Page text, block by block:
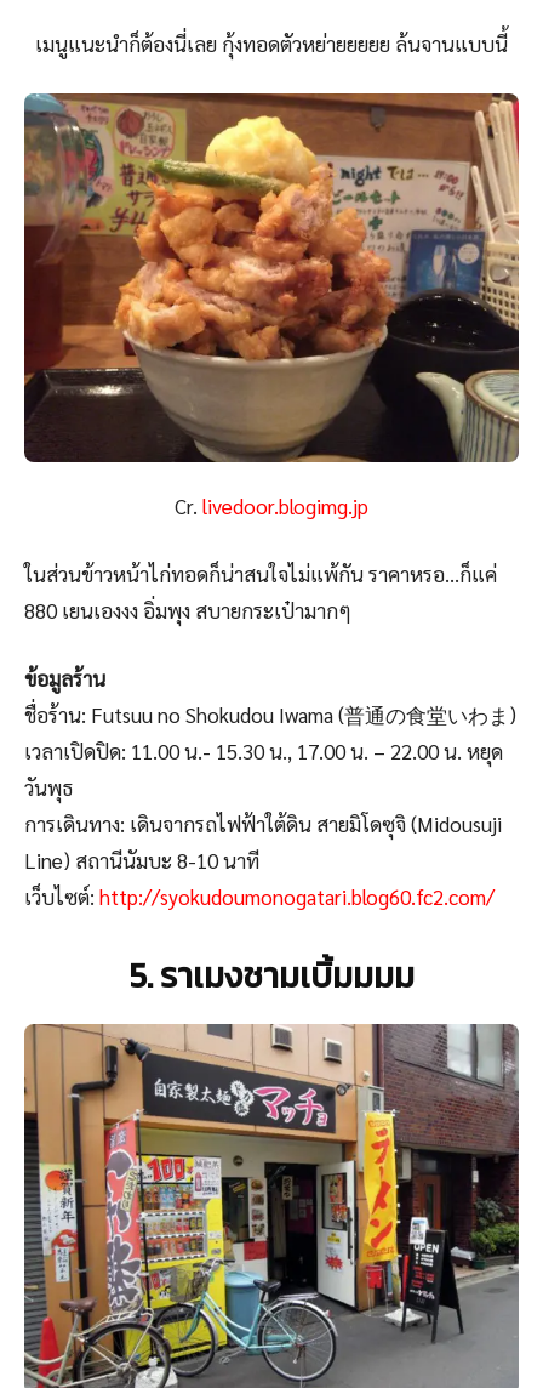
เมนูแนะนำก็ต้องนี่เลย กุ้งทอดตัวหย่ายยยยย ล้นจานแบบนี้
Cr. livedoor.blogimg.jp
ในส่วนข้าวหน้าไก่ทอดก็น่าสนใจไม่แพ้กัน ราคาหรอ…ก็แค่
880 เยนเองงง อิ่มพุง สบายกระเป๋ามากๆ
ข้อมูลร้าน
ชื่อร้าน: Futsuu no Shokudou Iwama (普通の食堂いわま)
เวลาเปิดปิด: 11.00 น.- 15.30 น., 17.00 น. – 22.00 น. หยุด
วันพุธ
การเดินทาง: เดินจากรถไฟฟ้าใต้ดิน สายมิโดซุจิ (Midousuji
Line) สถานีนัมบะ 8-10 นาที
เว็บไซต์: http://syokudoumonogatari.blog60.fc2.com/
5. ราเมงชามเบิ้มมมม